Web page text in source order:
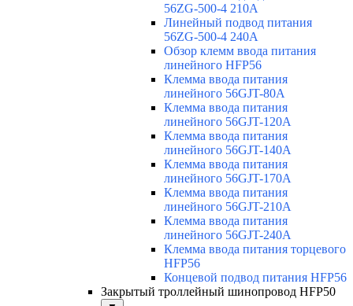
56ZG-500-4 210A
Линейный подвод питания
56ZG-500-4 240A
Обзор клемм ввода питания
линейного HFP56
Клемма ввода питания
линейного 56GJT-80A
Клемма ввода питания
линейного 56GJT-120A
Клемма ввода питания
линейного 56GJT-140A
Клемма ввода питания
линейного 56GJT-170A
Клемма ввода питания
линейного 56GJT-210A
Клемма ввода питания
линейного 56GJT-240A
Клемма ввода питания торцевого
HFP56
Концевой подвод питания HFP56
Закрытый троллейный шинопровод HFP50